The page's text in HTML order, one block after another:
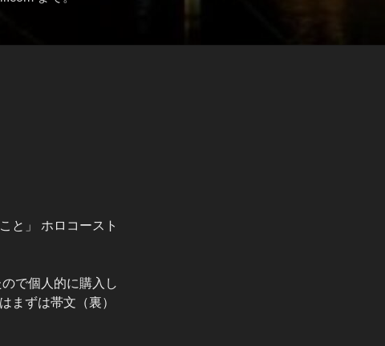
と」 ホロコースト
で個人的に購入し
まずは帯文（裏）